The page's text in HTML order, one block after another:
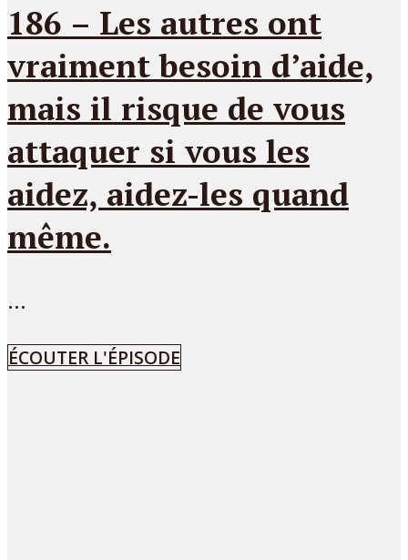
186 – Les autres ont
vraiment besoin d’aide,
mais il risque de vous
attaquer si vous les
aidez, aidez-les quand
même.
...
ÉCOUTER L'ÉPISODE